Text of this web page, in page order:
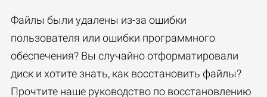
Файлы были удалены из-за ошибки
пользователя или ошибки программного
обеспечения? Вы случайно отформатировали
диск и хотите знать, как восстановить файлы?
Прочтите наше руководство по восстановлению